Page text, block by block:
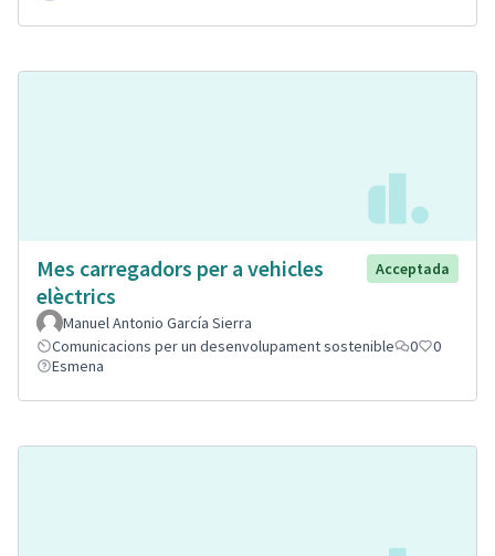
Mes carregadors per a vehicles
elèctrics
Acceptada
Manuel Antonio García Sierra
Comunicacions per un desenvolupament sostenible
0
0
Esmena